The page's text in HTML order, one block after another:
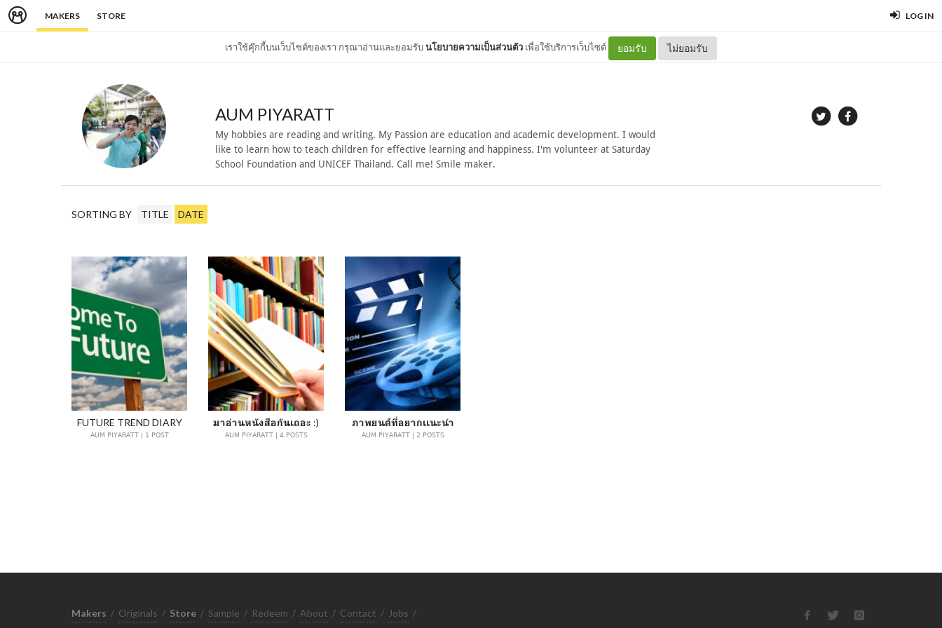
MAKERS STORE LOG IN
เราใช้คุ๊กกี้บนเว็บไซต์ของเรา กรุณาอ่านและยอมรับนโยบายความเป็นส่วนตัว เพื่อใช้บริการเว็บไซต์ ยอมรับ ไม่ยอมรับ
AUM PIYARATT
My hobbies are reading and writing. My Passion are education and academic development. I would
like to learn how to teach children for effective learning and happiness. I'm volunteer at Saturday
School Foundation and UNICEF Thailand. Call me! Smile maker.
SORTING BY TITLE DATE
FUTURE TREND DIARY
AUM PIYARATT | 1 POST
มาอ่านหนังสือกันเถอะ :)
AUM PIYARATT | 4 POSTS
ภาพยนต์ที่อยากเเนะนำ
AUM PIYARATT | 2 POSTS
Makers / Originals / Store / Sample / Redeem / About / Contact / Jobs /